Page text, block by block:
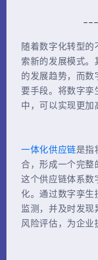
随着数字化转型
索新的发展模式。
的发展趋势，而
要手段。将数字
中，可以实现更加
一体化供应链是指
合，形成一个完
这个供应链体系
化。通过数字孪
监测，并及时发
风险评估，为企业